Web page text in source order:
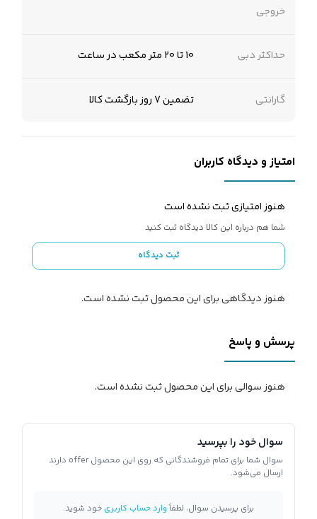
خروجی
حداکثر دبی 10 تا 20 متر مکعب در ساعت
گارانتی تضمین 7 روز بازگشت کالا
امتیاز و دیدگاه کاربران
هنوز امتیازی ثبت نشده است
شما هم درباره این کالا دیدگاه ثبت کنید
ثبت دیدگاه
هنوز دیدگاهی برای این محصول ثبت نشده است.
پرسش و پاسخ
هنوز سوالی برای این محصول ثبت نشده است.
سوال خود را بپرسید
سوال شما برای تمام فروشندگانی که روی این محصول offer دارند
ارسال می‌شود.
برای پرسیدن سوال، لطفاًوارد حساب کاربریخود شوید.